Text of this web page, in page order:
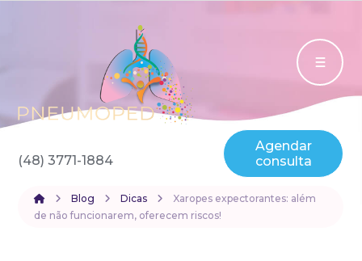
(48) 3771-1884
Agendar
consulta
Blog Dicas
Xaropes expectorantes: além
de não funcionarem, oferecem riscos!